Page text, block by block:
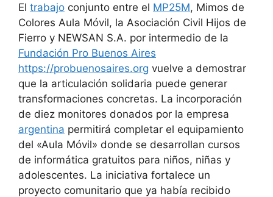
El trabajo conjunto entre el MP25M, Mimos de
Colores Aula Móvil, la Asociación Civil Hijos de
Fierro y NEWSAN S.A. por intermedio de la
Fundación Pro Buenos Aires
https://probuenosaires.org vuelve a demostrar
que la articulación solidaria puede generar
transformaciones concretas. La incorporación
de diez monitores donados por la empresa
argentina permitirá completar el equipamiento
del «Aula Móvil» donde se desarrollan cursos
de informática gratuitos para niños, niñas y
adolescentes. La iniciativa fortalece un
proyecto comunitario que ya había recibido